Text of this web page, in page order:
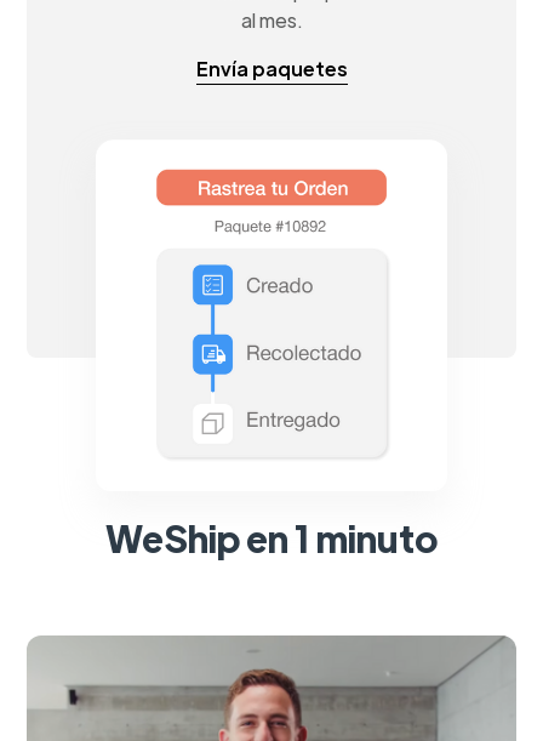
al mes.
Envía paquetes
WeShip en 1 minuto